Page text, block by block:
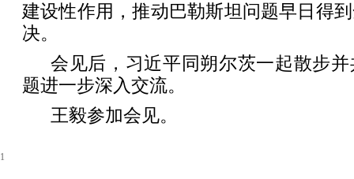
建设性作用，推动巴勒斯坦问题早日得
决。
会见后，习近平同朔尔茨一起散步
题进一步深入交流。
王毅参加会见。
1